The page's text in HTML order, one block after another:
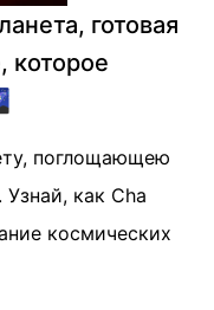
готовая
которое
поглощающею
как Cha
космических